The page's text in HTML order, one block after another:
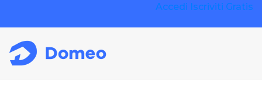
Accedi Iscriviti Gratis